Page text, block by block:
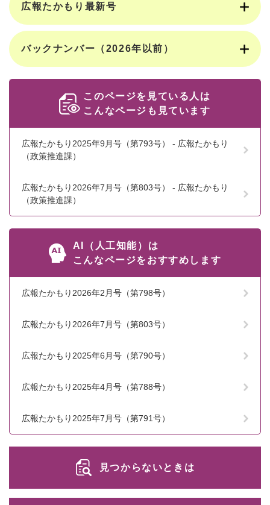
広報たかもり最新号
バックナンバー（2026年以前）
このページを見ている人は
こんなページも見ています
広報たかもり2025年9月号（第793号） - 広報たかもり
（政策推進課）
広報たかもり2026年7月号（第803号） - 広報たかもり
（政策推進課）
AI（人工知能）は
こんなページをおすすめします
広報たかもり2026年2月号（第798号）
広報たかもり2026年7月号（第803号）
広報たかもり2025年6月号（第790号）
広報たかもり2025年4月号（第788号）
広報たかもり2025年7月号（第791号）
見つからないときは